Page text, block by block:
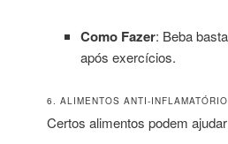
Como Fazer: Beba
após exercícios.
6. ALIMENTOS ANTI-
Certos alimentos podem